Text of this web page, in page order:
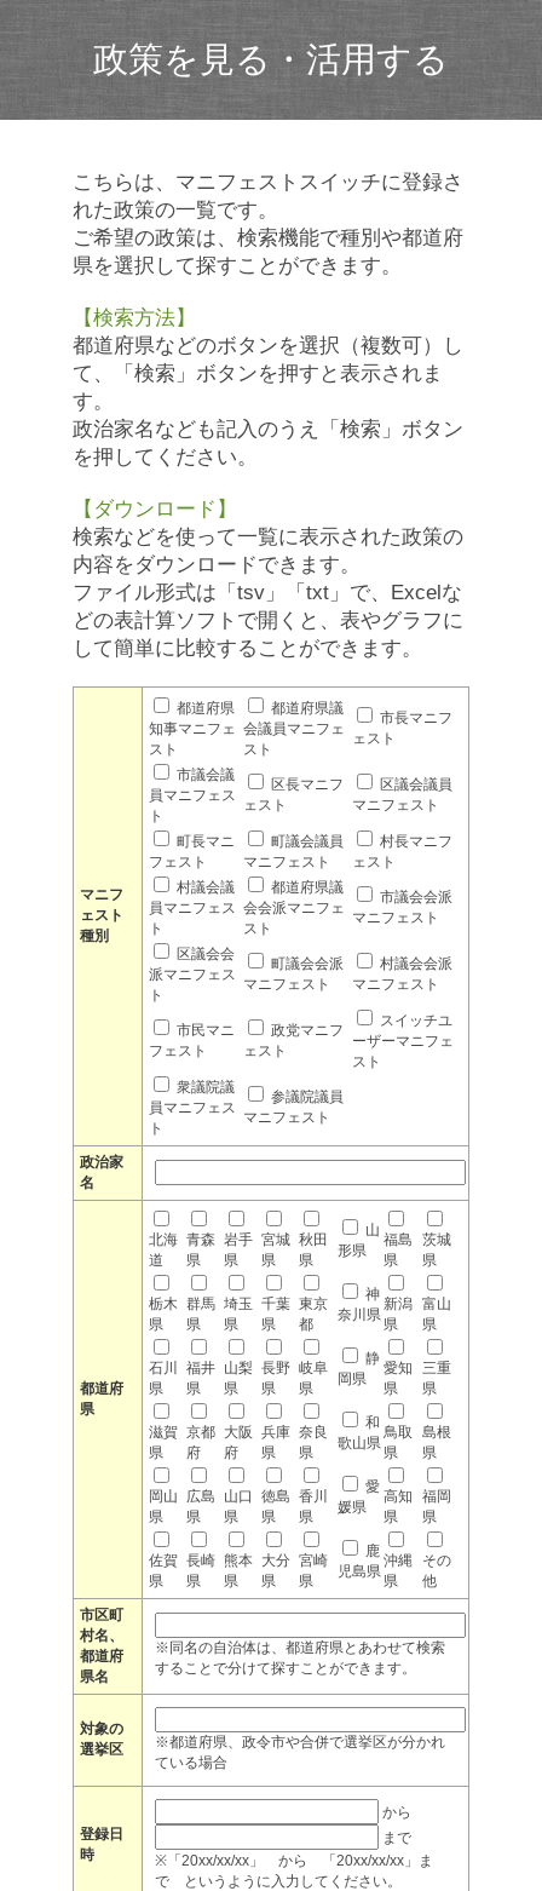
政策を見る・活用する
こちらは、マニフェストスイッチに登録さ
れた政策の一覧です。
ご希望の政策は、検索機能で種別や都道府
県を選択して探すことができます。
【検索方法】
都道府県などのボタンを選択（複数可）し
て、「検索」ボタンを押すと表示されま
す。
政治家名なども記入のうえ「検索」ボタン
を押してください。
【ダウンロード】
検索などを使って一覧に表示された政策の
内容をダウンロードできます。
ファイル形式は「tsv」「txt」で、Excelな
どの表計算ソフトで開くと、表やグラフに
して簡単に比較することができます。
マニフ
ェスト
種別
都道府県
知事マニフェ
スト
都道府県議
会議員マニフェ
スト
市長マニフ
ェスト
市議会議
員マニフェス
ト
区長マニフ
ェスト
区議会議員
マニフェスト
町長マニ
フェスト
町議会議員
マニフェスト
村長マニフ
ェスト
村議会議
員マニフェス
ト
都道府県議
会会派マニフェ
スト
市議会会派
マニフェスト
区議会会
派マニフェス
ト
町議会会派
マニフェスト
村議会会派
マニフェスト
市民マニ
フェスト
政党マニフ
ェスト
スイッチユ
ーザーマニフェ
スト
衆議院議
員マニフェス
ト
参議院議員
マニフェスト
政治家
名
都道府
県
北海
道
青森
県
岩手
県
宮城
県
秋田
県
山
形県
福島
県
茨城
県
栃木
県
群馬
県
埼玉
県
千葉
県
東京
都
神
奈川県
新潟
県
富山
県
石川
県
福井
県
山梨
県
長野
県
岐阜
県
静
岡県
愛知
県
三重
県
滋賀
県
京都
府
大阪
府
兵庫
県
奈良
県
和
歌山県
鳥取
県
島根
県
岡山
県
広島
県
山口
県
徳島
県
香川
県
愛
媛県
高知
県
福岡
県
佐賀
県
長崎
県
熊本
県
大分
県
宮崎
県
鹿
児島県
沖縄
県
その
他
市区町
村名、
都道府
県名
※同名の自治体は、都道府県とあわせて検索
することで分けて探すことができます。
対象の
選挙区
※都道府県、政令市や合併で選挙区が分かれ
ている場合
登録日
時
から
まで
※「20xx/xx/xx」 から 「20xx/xx/xx」ま
で というように入力してください。